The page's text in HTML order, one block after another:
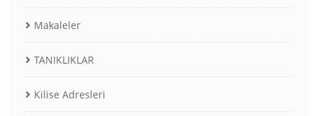
Makaleler
TANIKLIKLAR
Kilise Adresleri